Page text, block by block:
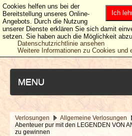
MENU
NEUESTE ARTIKEL
Verlosungen Allgemeine Verlosungen
Abenteuer pur mit den LEGENDEN VON
zu gewinnen
Ich
Cookies helfen uns bei der
Bereitstellung unseres Online-
Angebots. Durch die Nutzung
unserer Dienste erklären Sie sich damit
setzen. Sie haben auch die Möglichkeit
Datenschutzrichtlinie ansehen
Weitere Informationen zu Cookies und